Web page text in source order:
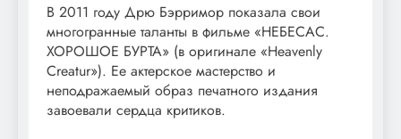
В 2011 году Дрю Бэрримор показала свои
многогранные таланты в фильме «НЕБЕСАС.
ХОРОШОЕ БУРТА» (в оригинале «Heavenly
Creatur»). Ее актерское мастерство и
неподражаемый образ печатного издания
завоевали сердца критиков.